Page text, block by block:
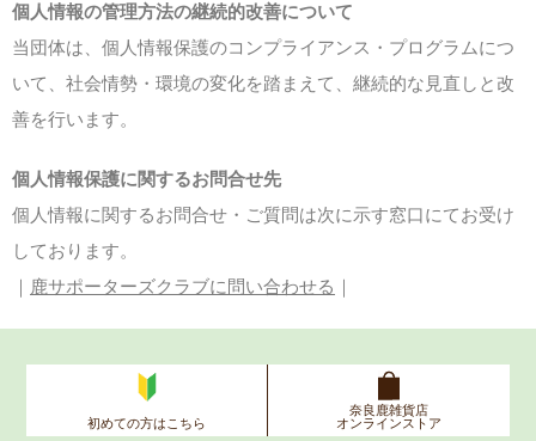
個人情報の管理方法の継続的改善について
当団体は、個人情報保護のコンプライアンス・プログラムにつ
いて、社会情勢・環境の変化を踏まえて、継続的な見直しと改
善を行います。
個人情報保護に関するお問合せ先
個人情報に関するお問合せ・ご質問は次に示す窓口にてお受け
しております。
｜ 鹿サポーターズクラブに問い合わせる ｜
初めての方はこちら
奈良鹿雑貨店
オンラインストア